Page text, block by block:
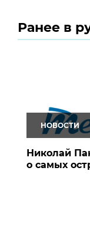
Ранее в
НОВОСТИ
Николай
о самых